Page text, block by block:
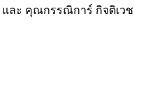
และ คุณกรรณิการ์ กิจติเวช